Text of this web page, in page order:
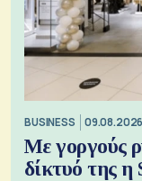
BUSINESS
Με γοργούς
δίκτυό της η